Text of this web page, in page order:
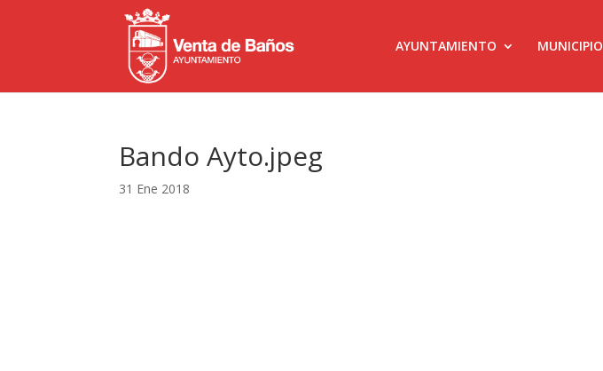
AYUNTAMIENTO MUNICIPIO
Bando Ayto.jpeg
31 Ene 2018